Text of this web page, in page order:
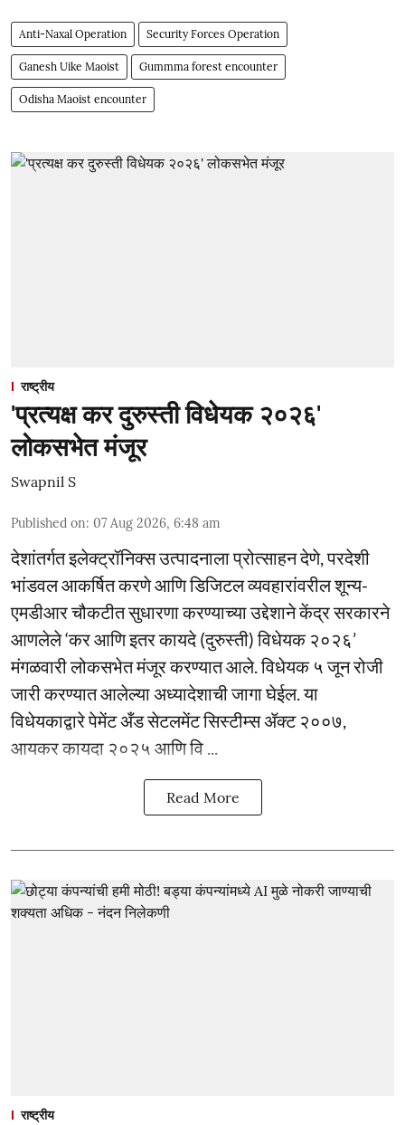
Anti-Naxal Operation Security Forces Operation
Ganesh Uike Maoist Gummma forest encounter
Odisha Maoist encounter
राष्ट्रीय
'प्रत्यक्ष कर दुरुस्ती विधेयक २०२६'
लोकसभेत मंजूर
Swapnil S
Published on: 07 Aug 2026, 6:48 am
देशांतर्गत इलेक्ट्रॉनिक्स उत्पादनाला प्रोत्साहन देणे, परदेशी
भांडवल आकर्षित करणे आणि डिजिटल व्यवहारांवरील शून्य-
एमडीआर चौकटीत सुधारणा करण्याच्या उद्देशाने केंद्र सरकारने
आणलेले ‘कर आणि इतर कायदे (दुरुस्ती) विधेयक २०२६’
मंगळवारी लोकसभेत मंजूर करण्यात आले. विधेयक ५ जून रोजी
जारी करण्यात आलेल्या अध्यादेशाची जागा घेईल. या
विधेयकाद्वारे पेमेंट अँड सेटलमेंट सिस्टीम्स ॲक्ट २००७,
आयकर कायदा २०२५ आणि वि ...
Read More
राष्ट्रीय